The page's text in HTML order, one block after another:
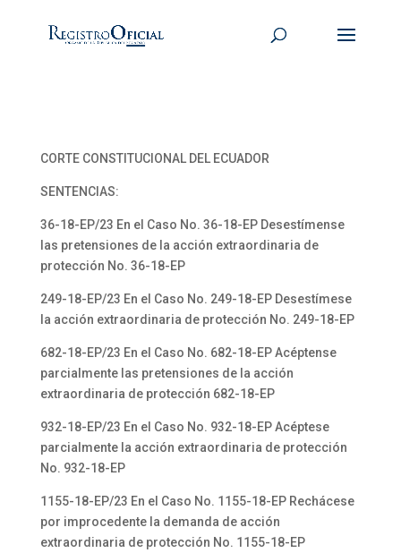
CORTE CONSTITUCIONAL DEL ECUADOR
SENTENCIAS:
36-18-EP/23 En el Caso No. 36-18-EP Desestímense
las pretensiones de la acción extraordinaria de
protección No. 36-18-EP
249-18-EP/23 En el Caso No. 249-18-EP Desestímese
la acción extraordinaria de protección No. 249-18-EP
682-18-EP/23 En el Caso No. 682-18-EP Acéptense
parcialmente las pretensiones de la acción
extraordinaria de protección 682-18-EP
932-18-EP/23 En el Caso No. 932-18-EP Acéptese
parcialmente la acción extraordinaria de protección
No. 932-18-EP
1155-18-EP/23 En el Caso No. 1155-18-EP Rechácese
por improcedente la demanda de acción
extraordinaria de protección No. 1155-18-EP